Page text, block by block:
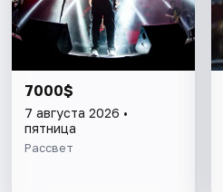
7000$
7 августа 2026 •
пятница
Рассвет